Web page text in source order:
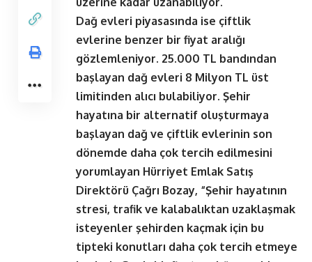
Dağ evleri piyasasında ise çiftlik
evlerine benzer bir fiyat aralığı
gözlemleniyor. 25.000 TL bandından
başlayan dağ evleri 8 Milyon TL üst
limitinden alıcı bulabiliyor. Şehir
hayatına bir alternatif oluşturmaya
başlayan dağ ve çiftlik evlerinin son
dönemde daha çok tercih edilmesini
yorumlayan Hürriyet Emlak Satış
Direktörü Çağrı Bozay, “Şehir hayatının
stresi, trafik ve kalabalıktan uzaklaşmak
isteyenler şehirden kaçmak için bu
tipteki konutları daha çok tercih etmeye